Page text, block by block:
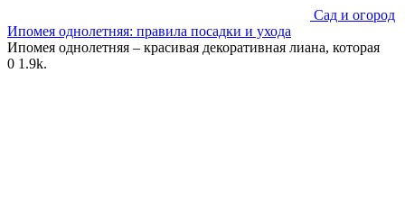
Сад и огород
Ипомея однолетняя: правила посадки и ухода
Ипомея однолетняя – красивая декоративная лиана, которая
0 1.9k.